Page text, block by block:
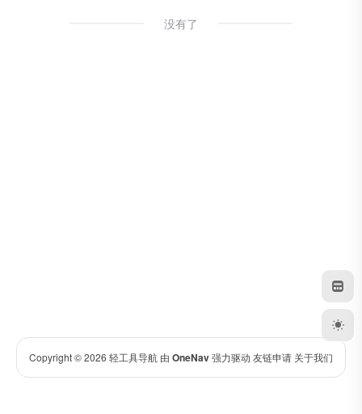
没有了
Copyright © 2026 轻工具导航 由 OneNav强力驱动 友链申请 关于我们